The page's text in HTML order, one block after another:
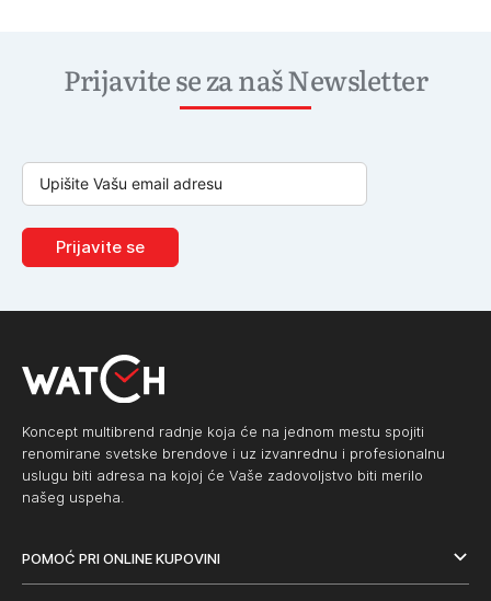
Prijavite se za naš Newsletter
Prijavite se
Koncept multibrend radnje koja će na jednom mestu spojiti
renomirane svetske brendove i uz izvanrednu i profesionalnu
uslugu biti adresa na kojoj će Vaše zadovoljstvo biti merilo
našeg uspeha.
POMOĆ PRI ONLINE KUPOVINI